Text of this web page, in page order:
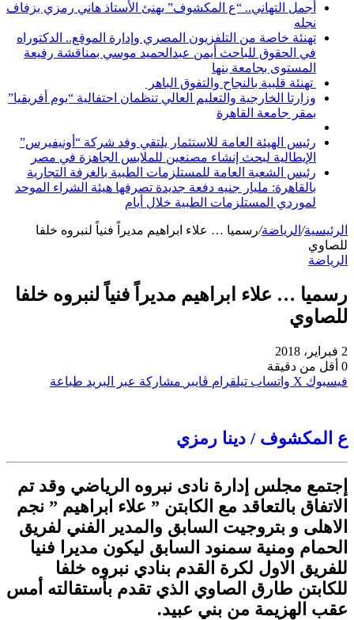
أجمل التهاني.. “ع المكشوف” يهنئ الأستاذ هاني رمزي بزفاف
نجله
تهنئة خاصة من التلفزيون المصري وإدارة الموقع.. الدكتوراه
في الحقوق للباحث أيمن عبدالحميد موسي بمناقشة رفيعة
المستوى بجامعة بنها
تهنئة قلبية بالنجاح والتفوق الباهر
وزارتا الخارجية والتعليم العالي تنظمان احتفالية “يوم أفريقيا”
بمقر جامعة القاهرة
رئيس الهيئة العامة للاستثمار يلتقي وفد شركة “أونيفيرس”
الإيطالية لبحث إنشاء مصنعين للملابس الجاهزة في مصر
رئيس الشعبة العامة للمستلزمات الطبية بالغرفة التجارية
بالقاهرة: مليار جنيه دفعة جديدة تصرفها هيئة الشراء الموحد
لموردي المستلزمات الطبية خلال أيام
الرئيسية/ الرياضة/رسميا … علاء ابراهيم مديراً فنياً لنبروه خلفا
للصاوي
الرياضة
رسميا … علاء ابراهيم مديراً فنياً لنبروه خلفا
للصاوي
2 فبراير، 2018
0 أقل من دقيقة
فيسبوك ‫X واتساب تيلقرام ڤايبر مشاركة عبر البريد طباعة
ع المكشوف / دينا رمزي
إجتمع مجلس إدارة نادى نبروه الرياضي وقد تم
الاتفاق بالتعاقد مع الكابتن ” علاء ابراهيم ” نجم
الاهلى و بتروجيت السابق والمدير الفني لفريق
الحمام ومنية سمنود السابق ليكون مديرا فنيا
للفريق الاول لكرة القدم بنادي نبروه خلفا
للكابتن طارق الصاوي الذي تقدم بأستقالته أمس
عقب الهزيمة من بني عبيد.